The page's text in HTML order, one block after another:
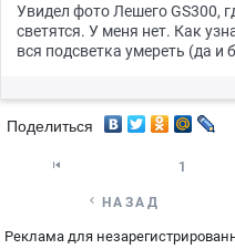
Увидел фото Лешего GS300,
светятся. У меня нет. Как
вся подсветка умереть (да и
Поделиться
 1
 НАЗАД
Реклама для